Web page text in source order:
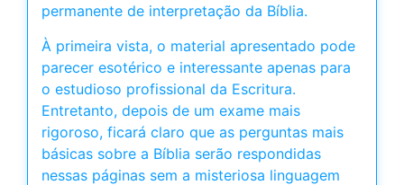
permanente de interpretação da Bíblia.
À primeira vista, o material apresentado pode
parecer esotérico e interessante apenas para
o estudioso profissional da Escritura.
Entretanto, depois de um exame mais
rigoroso, ficará claro que as perguntas mais
básicas sobre a Bíblia serão respondidas
nessas páginas sem a misteriosa linguagem